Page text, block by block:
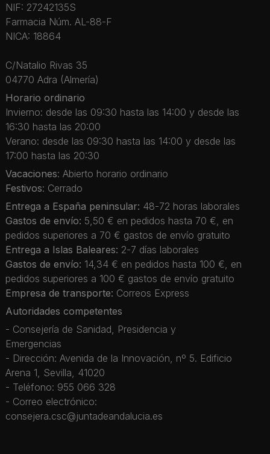
NIF: 27242135S
Farmacia Núm. AL-88-F
NICA: 18864
C/Natalio Rivas 35
04770 Adra (Almería)
Horario ordinario
Invierno: desde las 09:30 hasta las 14:00 y desde las
16:30 hasta las 20:00
Verano: desde las 09:30 hasta las 14:00 y desde las
17:00 hasta las 20:30
Vacaciones: Abierto horario ordinario
Festivos: Cerrado
Entrega a España peninsular: 48-72 horas laborales
Gastos de envío: 5,50 € en pedidos hasta 70 €, en
pedidos superiores a 70 € gastos de envío gratuito
Entrega a Islas Baleares: 2-7 días laborales
Gastos de envío: 14,34 € en pedidos hasta 100 €, en
pedidos superiores a 100 € gastos de envío gratuito
Empresa de transporte: Correos Express
Autoridades competentes
- Consejería de Sanidad, Presidencia y
Emergencias
- Dirección: Avenida de la Innovación, nº 5. Edificio
Arena 1, Sevilla, 41020
- Teléfono: 955 066 328
- Correo electrónico:
consejera.csc@juntadeandalucia.es